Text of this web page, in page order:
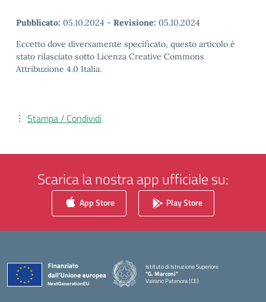
Pubblicato: 05.10.2024 - Revisione: 05.10.2024
Eccetto dove diversamente specificato, questo articolo è
stato rilasciato sotto Licenza Creative Commons
Attribuzione 4.0 Italia.
Stampa / Condividi
Scarica la nostra app ufficiale su:
App Store Play Store
Istituto di Istruzione Superiore
"G. Marconi"
Vairano Patenora (CE)